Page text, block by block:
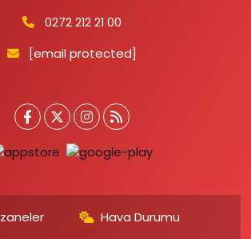
0272 212 21 00
[email protected]
Hava Durumu